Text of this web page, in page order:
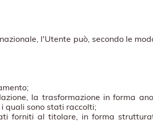
l'Utente può, secondo le
la trasformazione in forma
quali sono stati raccolti;
forniti al titolare, in forma